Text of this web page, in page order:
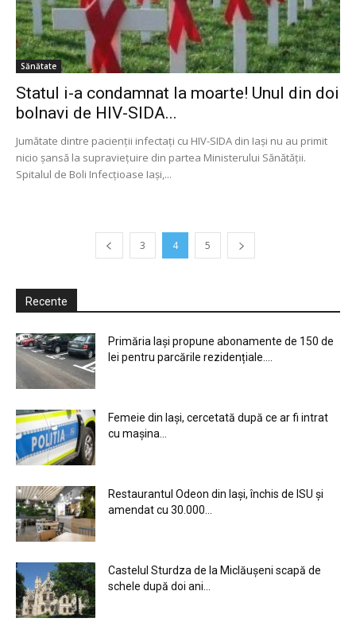
Sănătate
Statul i-a condamnat la moarte! Unul din doi
bolnavi de HIV-SIDA...
Jumătate dintre pacienţii infectaţi cu HIV-SIDA din Iaşi nu au primit
nicio şansă la supravieţuire din partea Ministerului Sănătăţii.
Spitalul de Boli Infecţioase Iaşi,...
3 4 5
Recente
Primăria Iași propune abonamente de 150 de
lei pentru parcările rezidențiale....
Femeie din Iași, cercetată după ce ar fi intrat
cu mașina...
Restaurantul Odeon din Iași, închis de ISU și
amendat cu 30.000...
Castelul Sturdza de la Miclăușeni scapă de
schele după doi ani...